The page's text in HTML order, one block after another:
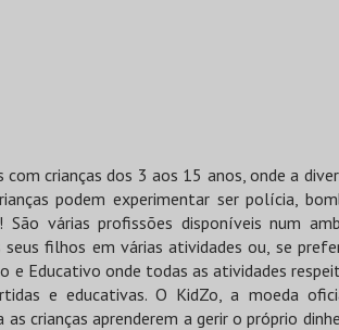
crianças dos 3 aos 15 anos, onde a
podem experimentar ser polícia,
várias profissões disponíveis num
filhos em várias atividades ou, se
e Educativo onde todas as atividades
e educativas. O KidZo, a moeda
crianças aprenderem a gerir o próprio